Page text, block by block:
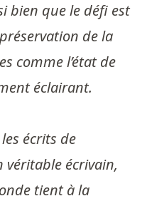
bien que le défi est
de la
comme l’état de
éclairant.
écrits de
véritable écrivain,
tient à la